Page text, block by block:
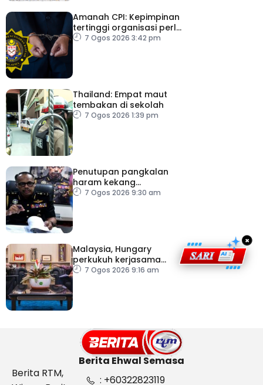
Amanah CPI: Kepimpinan
tertinggi organisasi perlu
pacu reformasi radikal
7 Ogos 2026 3:42 pm
Thailand: Empat maut
tembakan di sekolah
7 Ogos 2026 1:39 pm
Penutupan pangkalan
haram kekang
penyeludupan di
7 Ogos 2026 9:30 am
Malaysia, Hungary
perkukuh kerjasama
sektor pertanian
7 Ogos 2026 9:16 am
×
Berita Ehwal Semasa
Berita RTM,
: +60322823119